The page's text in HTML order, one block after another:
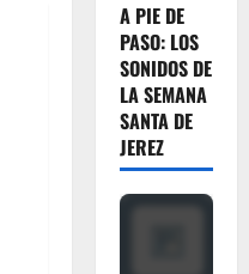
A PIE DE
PASO: LOS
SONIDOS DE
LA SEMANA
SANTA DE
JEREZ